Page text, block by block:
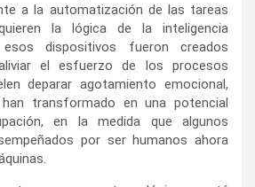
a la automatización de las tareas
la lógica de la inteligencia
dispositivos fueron creados
el esfuerzo de los procesos
deparar agotamiento emocional,
transformado en una potencial
en la medida que algunos
por ser humanos ahora